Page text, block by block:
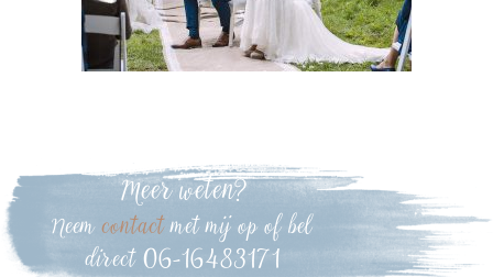
Meer weten?
Neemcontactmet mij op of bel
direct 06-16483171